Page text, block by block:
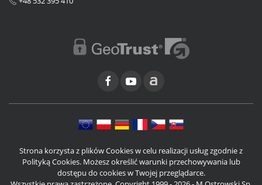
Strona korzysta z plików Cookies w celu realizacji usług zgodnie z
Polityką Cookies. Możesz określić warunki przechowywania lub
dostępu do cookies w Twojej przeglądarce.